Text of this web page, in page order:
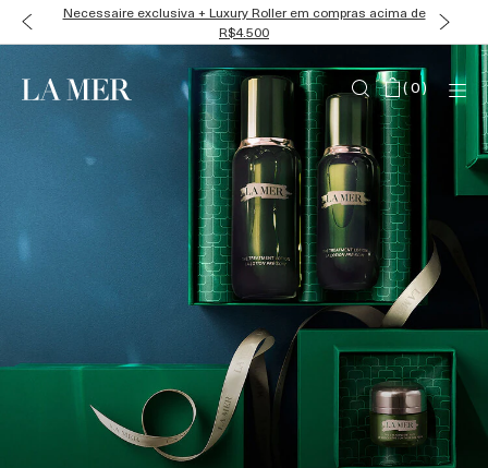
Ganhe Miniaturas Luxosas em todas as compras
(0)